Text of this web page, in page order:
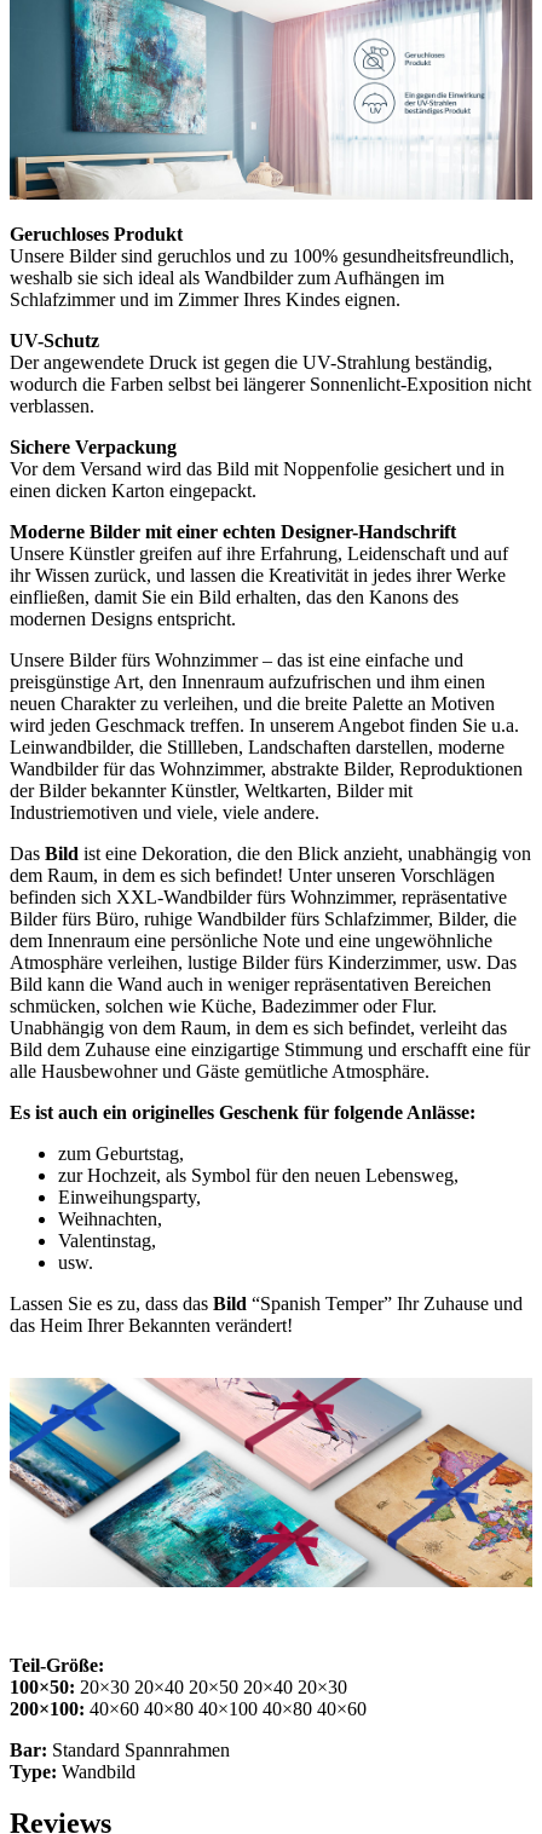
Geruchloses Produkt
Unsere Bilder sind geruchlos und zu 100% gesundheitsfreundlich,
weshalb sie sich ideal als Wandbilder zum Aufhängen im
Schlafzimmer und im Zimmer Ihres Kindes eignen.
UV-Schutz
Der angewendete Druck ist gegen die UV-Strahlung beständig,
wodurch die Farben selbst bei längerer Sonnenlicht-Exposition nicht
verblassen.
Sichere Verpackung
Vor dem Versand wird das Bild mit Noppenfolie gesichert und in
einen dicken Karton eingepackt.
Moderne Bilder mit einer echten Designer-Handschrift
Unsere Künstler greifen auf ihre Erfahrung, Leidenschaft und auf
ihr Wissen zurück, und lassen die Kreativität in jedes ihrer Werke
einfließen, damit Sie ein Bild erhalten, das den Kanons des
modernen Designs entspricht.
Unsere Bilder fürs Wohnzimmer – das ist eine einfache und
preisgünstige Art, den Innenraum aufzufrischen und ihm einen
neuen Charakter zu verleihen, und die breite Palette an Motiven
wird jeden Geschmack treffen. In unserem Angebot finden Sie u.a.
Leinwandbilder, die Stillleben, Landschaften darstellen, moderne
Wandbilder für das Wohnzimmer, abstrakte Bilder, Reproduktionen
der Bilder bekannter Künstler, Weltkarten, Bilder mit
Industriemotiven und viele, viele andere.
Das Bild ist eine Dekoration, die den Blick anzieht, unabhängig von
dem Raum, in dem es sich befindet! Unter unseren Vorschlägen
befinden sich XXL-Wandbilder fürs Wohnzimmer, repräsentative
Bilder fürs Büro, ruhige Wandbilder fürs Schlafzimmer, Bilder, die
dem Innenraum eine persönliche Note und eine ungewöhnliche
Atmosphäre verleihen, lustige Bilder fürs Kinderzimmer, usw. Das
Bild kann die Wand auch in weniger repräsentativen Bereichen
schmücken, solchen wie Küche, Badezimmer oder Flur.
Unabhängig von dem Raum, in dem es sich befindet, verleiht das
Bild dem Zuhause eine einzigartige Stimmung und erschafft eine für
alle Hausbewohner und Gäste gemütliche Atmosphäre.
Es ist auch ein originelles Geschenk für folgende Anlässe:
zum Geburtstag,
zur Hochzeit, als Symbol für den neuen Lebensweg,
Einweihungsparty,
Weihnachten,
Valentinstag,
usw.
Lassen Sie es zu, dass das Bild “Spanish Temper” Ihr Zuhause und
das Heim Ihrer Bekannten verändert!
Teil-Größe:
100×50: 20×30 20×40 20×50 20×40 20×30
200×100: 40×60 40×80 40×100 40×80 40×60
Bar: Standard Spannrahmen
Type: Wandbild
Reviews